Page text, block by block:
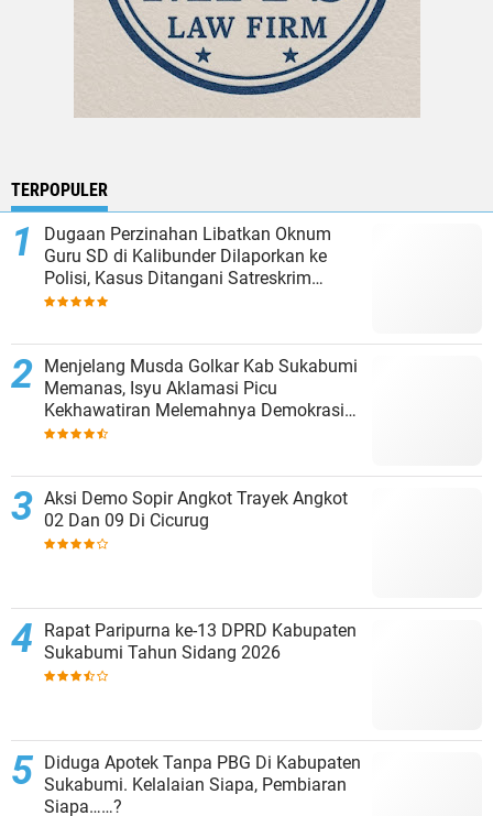
TERPOPULER
Dugaan Perzinahan Libatkan Oknum
Guru SD di Kalibunder Dilaporkan ke
Polisi, Kasus Ditangani Satreskrim
Polres Sukabumi
Menjelang Musda Golkar Kab Sukabumi
Memanas, Isyu Aklamasi Picu
Kekhawatiran Melemahnya Demokrasi
Internal
Aksi Demo Sopir Angkot Trayek Angkot
02 Dan 09 Di Cicurug
Rapat Paripurna ke-13 DPRD Kabupaten
Sukabumi Tahun Sidang 2026
Diduga Apotek Tanpa PBG Di Kabupaten
Sukabumi. Kelalaian Siapa, Pembiaran
Siapa……?